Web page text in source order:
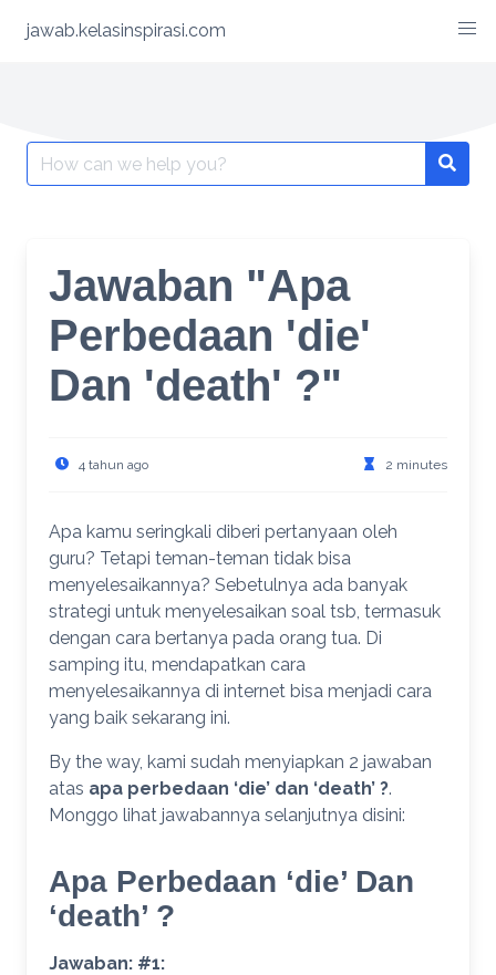
jawab.kelasinspirasi.com
Search
for:
Jawaban "Apa
Perbedaan 'die'
Dan 'death' ?"
4 tahun ago 2 minutes
Apa kamu seringkali diberi pertanyaan oleh
guru? Tetapi teman-teman tidak bisa
menyelesaikannya? Sebetulnya ada banyak
strategi untuk menyelesaikan soal tsb, termasuk
dengan cara bertanya pada orang tua. Di
samping itu, mendapatkan cara
menyelesaikannya di internet bisa menjadi cara
yang baik sekarang ini.
By the way, kami sudah menyiapkan 2 jawaban
atas apa perbedaan ‘die’ dan ‘death’ ?.
Monggo lihat jawabannya selanjutnya disini:
Apa Perbedaan ‘die’ Dan
‘death’ ?
Jawaban: #1: